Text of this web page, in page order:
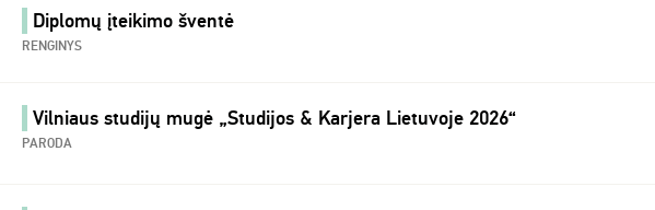
Diplomų įteikimo šventė
RENGINYS
Vilniaus studijų mugė „Studijos & Karjera Lietuvoje 2026“
PARODA